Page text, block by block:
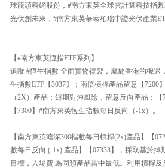
球龍頭科網股份，#南方東英全球雲計算科技指數
光伏創未來，#南方東英華泰柏瑞中證光伏產業
【#南方東英恆指ETF系列】
追蹤 #恆生指數 全面實物複製，屬於香港的機遇
生指數ETF【3037】；兩倍槓桿產品留意【7200
（2X）產品；短期對沖風險，留意反向產品：【
【7300】#南方東英恆生指數每日反向（-1x）。
【南方東英滬深300指數每日槓桿(2x)產品】【
數每日反向 (-1x) 產品】【07333】，採取基於掉
目標，入場費 為同類產品當中最低。利用槓桿